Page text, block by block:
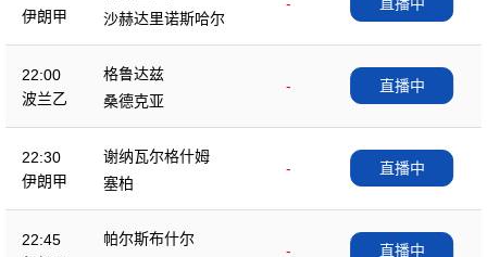
伊朗甲
沙赫达里诺斯哈尔
22:00
波兰乙
格鲁达兹
-
桑德克亚
直播中
22:30
伊朗甲
谢纳瓦尔格什姆
-
塞柏
直播中
22:45
帕尔斯布什尔
-
直播中